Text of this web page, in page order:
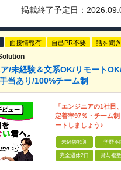
掲載終了予定日：
面接情報有 自己PR不要 話を聞
/未経験＆文系OK/リモート
当あり/100%チーム制
「エンジニアの1社目
定着率97％・チーム
ートしましょう♪
未経験歓迎 学歴不
完全週休2日 賞与複